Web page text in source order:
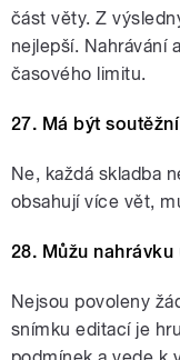
část věty. Z
nejlepší. Nahrávání
časového limitu.
27. Má být
Ne, každá skladba
obsahují více vět,
28. Můžu nahrávku
Nejsou povoleny
snímku editací je